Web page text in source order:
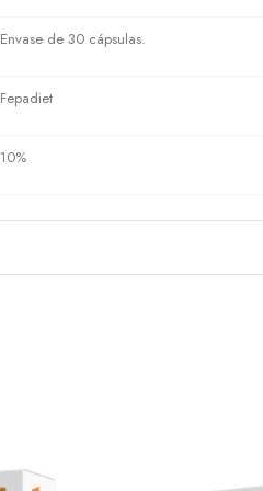
Envase de 30 cápsulas.
Fepadiet
10%